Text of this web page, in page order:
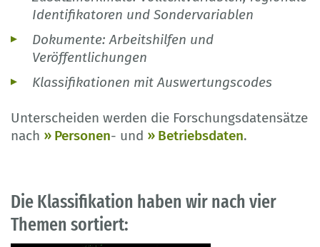
Identifikatoren und Sondervariablen
Dokumente: Arbeitshilfen und
Veröffentlichungen
Klassifikationen mit Auswertungscodes
Unterscheiden werden die Forschungsdatensätze
nach
Personen- und Betriebsdaten.
Die Klassifikation haben wir nach vier
Themen sortiert: